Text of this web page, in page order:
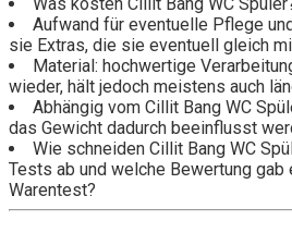
Aufwand für eventuelle Pflege
sie Extras, die sie eventuell gleich
Material: hochwertige
wieder, hält jedoch meistens auch
Abhängig vom Cillit Bang WC
das Gewicht dadurch beeinflusst
Wie schneiden Cillit Bang WC
Tests ab und welche Bewertung
Warentest?